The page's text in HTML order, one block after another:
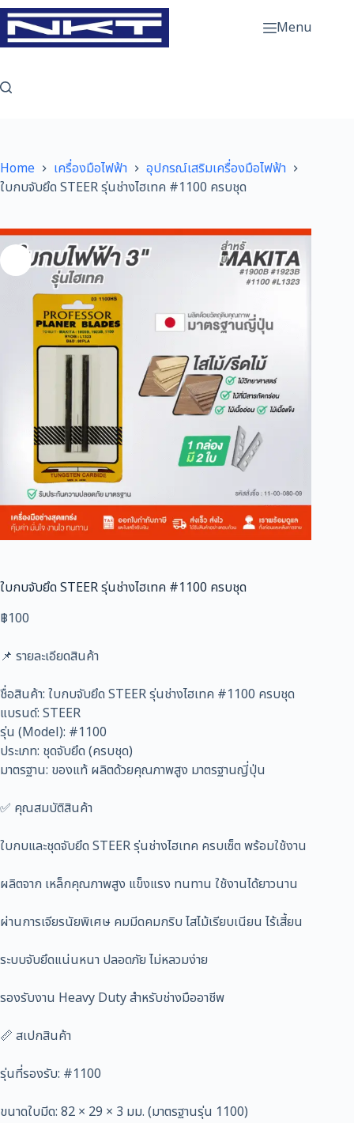
Skip
to
content
Menu
Home เครื่องมือไฟฟ้า
อุปกรณ์เสริมเครื่องมือไฟฟ้า
ใบกบจับยึด STEER รุ่นช่างไฮเทค #1100 ครบชุด
ใบกบจับยึด STEER รุ่นช่างไฮเทค #1100 ครบชุด
฿100
📌 รายละเอียดสินค้า
ชื่อสินค้า: ใบกบจับยึด STEER รุ่นช่างไฮเทค #1100 ครบชุด
แบรนด์: STEER
รุ่น (Model): #1100
ประเภท: ชุดจับยึด (ครบชุด)
มาตรฐาน: ของแท้ ผลิตด้วยคุณภาพสูง มาตรฐานญี่ปุ่น
✅ คุณสมบัติสินค้า
ใบกบและชุดจับยึด STEER รุ่นช่างไฮเทค ครบเซ็ต พร้อมใช้งาน
ผลิตจาก เหล็กคุณภาพสูง แข็งแรง ทนทาน ใช้งานได้ยาวนาน
ผ่านการเจียรนัยพิเศษ คมมีดคมกริบ ไสไม้เรียบเนียน ไร้เสี้ยน
ระบบจับยึดแน่นหนา ปลอดภัย ไม่หลวมง่าย
รองรับงาน Heavy Duty สำหรับช่างมืออาชีพ
📏 สเปกสินค้า
รุ่นที่รองรับ: #1100
ขนาดใบมีด: 82 × 29 × 3 มม. (มาตรฐานรุ่น 1100)